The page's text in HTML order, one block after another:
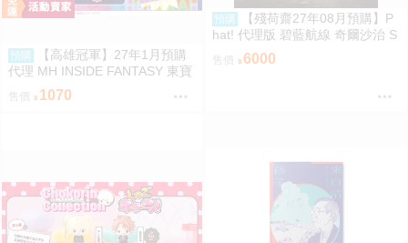
預購
【高雄冠軍】27年1月預購
代理 MH INSIDE FANTASY 東寶
怪獸 哥吉拉對黑多拉 黑多拉 中
盒4入0813
售價 1070
預購
【殘荷齋27年08月預購】P
hat! 代理版 碧藍航線 奇爾沙治 S
pringtime Data 1/6 PVC完成品 0
923
售價 6000